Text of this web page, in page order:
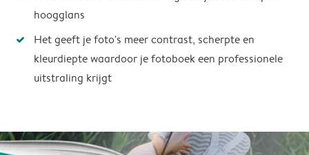
hoogglans
Het geeft je foto's meer contrast, scherpte en
kleurdiepte waardoor je fotoboek een professionele
uitstraling krijgt